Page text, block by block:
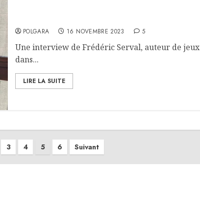
POLGARA 16 NOVEMBRE 2023 5
Une interview de Frédéric Serval, auteur de jeux
dans...
LIRE LA SUITE
3 4 5 6 Suivant